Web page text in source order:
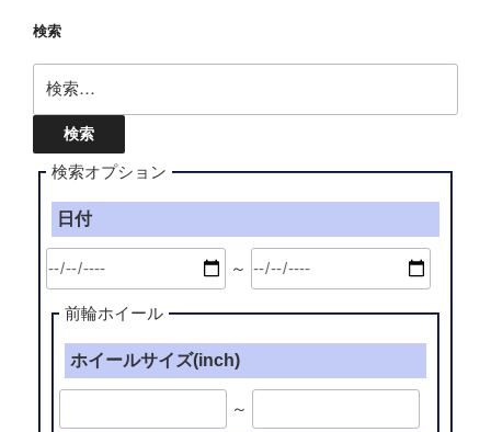
ー
シ
ョ
ン
検索
索:
検索オプション
日付
～
前輪ホイール
ホイールサイズ(inch)
～